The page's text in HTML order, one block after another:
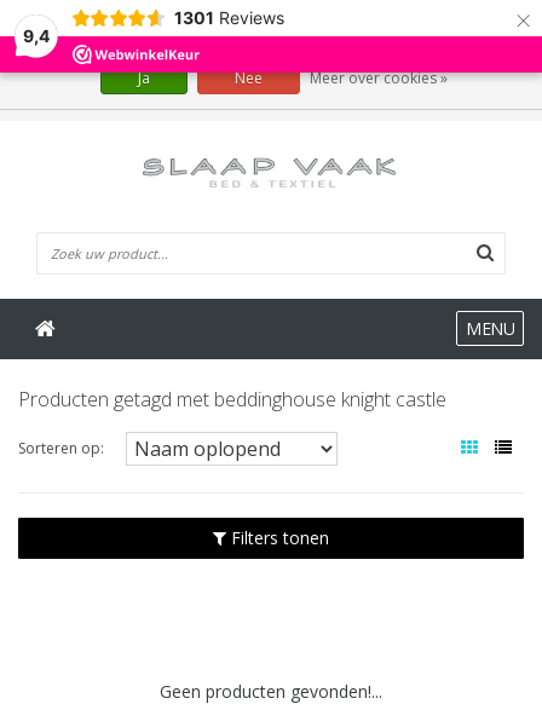
9,4
1301 Reviews ×
MENU
Producten getagd met beddinghouse knight castle
Sorteren op:
Filters tonen
Geen producten gevonden!...
Wij slaan cookies op om onze website te verbeteren. Is dat akkoord?
Ja Nee Meer over cookies »